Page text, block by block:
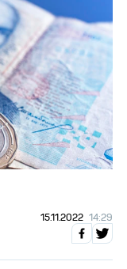
15.11.2022 14:29